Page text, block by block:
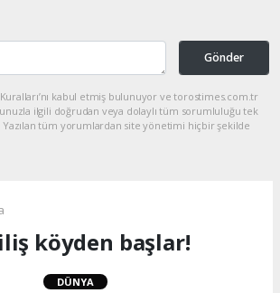
Gönder
kabul etmiş bulunuyor ve torostimes.com.tr
ilgili doğrudan veya dolaylı tüm sorumluluğu tek
Yazılan tüm yorumlardan site yönetimi hiçbir şekilde
köyden başlar!
DÜNYA